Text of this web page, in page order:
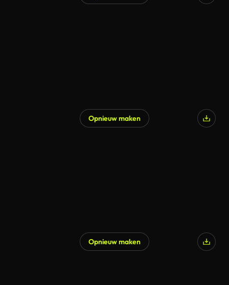
Opnieuw maken
Opnieuw maken